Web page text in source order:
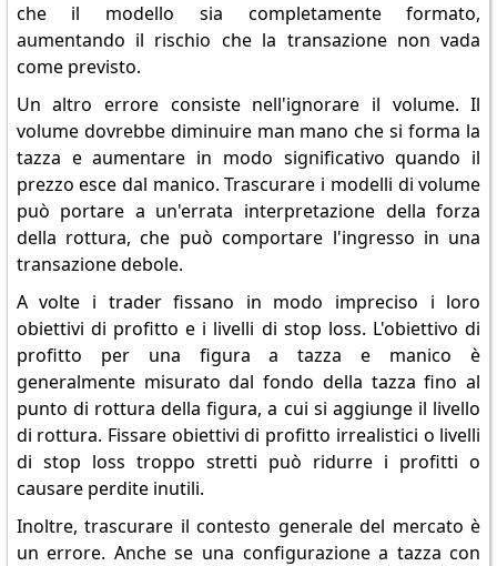
che il modello sia completamente formato,
aumentando il rischio che la transazione non vada
come previsto.
Un altro errore consiste nell'ignorare il volume. Il
volume dovrebbe diminuire man mano che si forma la
tazza e aumentare in modo significativo quando il
prezzo esce dal manico. Trascurare i modelli di volume
può portare a un'errata interpretazione della forza
della rottura, che può comportare l'ingresso in una
transazione debole.
A volte i trader fissano in modo impreciso i loro
obiettivi di profitto e i livelli di stop loss. L'obiettivo di
profitto per una figura a tazza e manico è
generalmente misurato dal fondo della tazza fino al
punto di rottura della figura, a cui si aggiunge il livello
di rottura. Fissare obiettivi di profitto irrealistici o livelli
di stop loss troppo stretti può ridurre i profitti o
causare perdite inutili.
Inoltre, trascurare il contesto generale del mercato è
un errore. Anche se una configurazione a tazza con